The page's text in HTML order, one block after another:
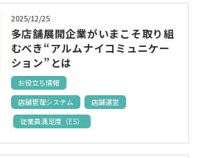
2025/12/25
多店舗展開企業がいまこそ取り組
むべき“アルムナイコミュニケー
ション”とは
お役立ち情報
店舗管理システム
店舗運営
従業員満足度（ES）